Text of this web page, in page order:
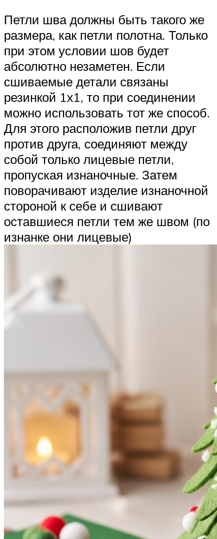
Петли шва должны быть такого же
размера, как петли полотна. Только
при этом условии шов будет
абсолютно незаметен. Если
сшиваемые детали связаны
резинкой 1х1, то при соединении
можно использовать тот же способ.
Для этого расположив петли друг
против друга, соединяют между
собой только лицевые петли,
пропуская изнаночные. Затем
поворачивают изделие изнаночной
стороной к себе и сшивают
оставшиеся петли тем же швом (по
изнанке они лицевые)